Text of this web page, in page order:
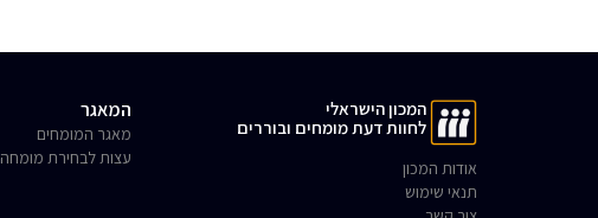
המכון הישראלי
לחוות דעת מומחים ובוררים
אודות המכון
תנאי שימוש
המאגר
מאגר המומחים
עצות לבחירת מומחה